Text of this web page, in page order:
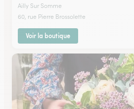
Ailly Sur Somme
60, rue Pierre Brossolette
Voir la boutique